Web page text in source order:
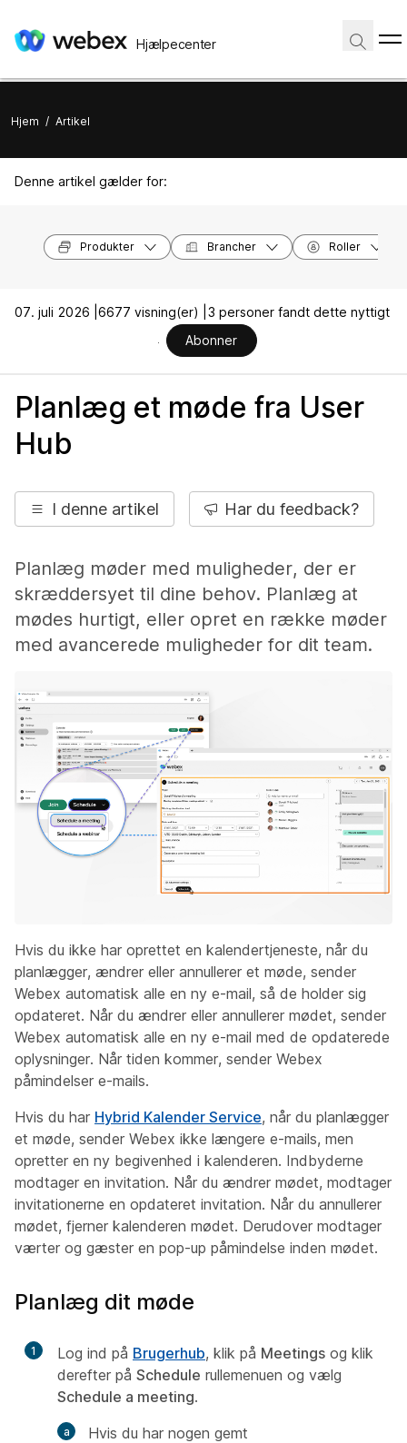
Hjælpecenter
Hjem / Artikel
Denne artikel gælder for:
Produkter Brancher Roller
07. juli 2026 | 6677 visning(er) | 3 personer fandt dette nyttigt
Abonner
Planlæg et møde fra User
Hub
I denne artikel Har du feedback?
Planlæg møder med muligheder, der er
skræddersyet til dine behov. Planlæg at
mødes hurtigt, eller opret en række møder
med avancerede muligheder for dit team.
Hvis du ikke har oprettet en kalendertjeneste, når du
planlægger, ændrer eller annullerer et møde, sender
Webex automatisk alle en ny e-mail, så de holder sig
opdateret. Når du ændrer eller annullerer mødet, sender
Webex automatisk alle en ny e-mail med de opdaterede
oplysninger. Når tiden kommer, sender Webex
påmindelser e-mails.
Hvis du har Hybrid Kalender Service, når du planlægger
et møde, sender Webex ikke længere e-mails, men
opretter en ny begivenhed i kalenderen. Indbyderne
modtager en invitation. Når du ændrer mødet, modtager
invitationerne en opdateret invitation. Når du annullerer
mødet, fjerner kalenderen mødet. Derudover modtager
værter og gæster en pop-up påmindelse inden mødet.
Planlæg dit møde
1 Log ind på Brugerhub, klik på Meetings og klik
derefter på Schedule rullemenuen og vælg
Schedule a meeting.
Hvis du har nogen gemt